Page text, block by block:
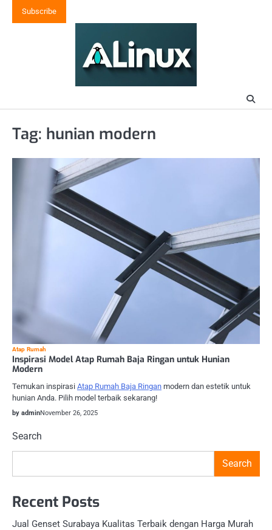
Subscribe
Tag: hunian modern
Atap Rumah
Inspirasi Model Atap Rumah Baja Ringan untuk Hunian
Modern
Temukan inspirasi Atap Rumah Baja Ringan modern dan estetik untuk
hunian Anda. Pilih model terbaik sekarang!
by adminNovember 26, 2025
Search
Search
Recent Posts
Jual Genset Surabaya Kualitas Terbaik dengan Harga Murah